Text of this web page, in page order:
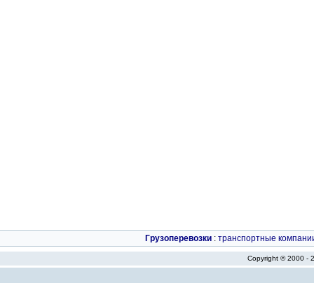
Грузоперевозки : транспортные
Copyright © 2000 -